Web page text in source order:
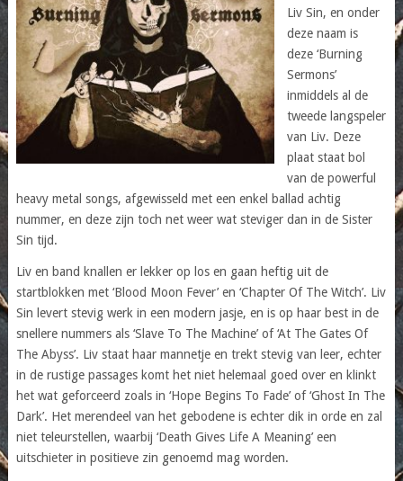
Liv Sin, en onder
deze naam is
deze ‘Burning
Sermons’
inmiddels al de
tweede langspeler
van Liv. Deze
plaat staat bol
van de powerful
heavy metal songs, afgewisseld met een enkel ballad achtig
nummer, en deze zijn toch net weer wat steviger dan in de Sister
Sin tijd.
Liv en band knallen er lekker op los en gaan heftig uit de
startblokken met ‘Blood Moon Fever’ en ‘Chapter Of The Witch’. Liv
Sin levert stevig werk in een modern jasje, en is op haar best in de
snellere nummers als ‘Slave To The Machine’ of ‘At The Gates Of
The Abyss’. Liv staat haar mannetje en trekt stevig van leer, echter
in de rustige passages komt het niet helemaal goed over en klinkt
het wat geforceerd zoals in ‘Hope Begins To Fade’ of ‘Ghost In The
Dark’. Het merendeel van het gebodene is echter dik in orde en zal
niet teleurstellen, waarbij ‘Death Gives Life A Meaning’ een
uitschieter in positieve zin genoemd mag worden.